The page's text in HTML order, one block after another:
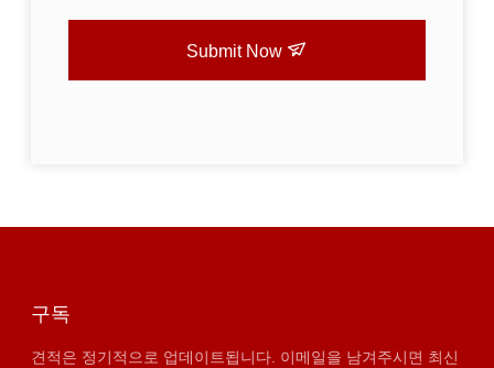
Submit Now
구독
견적은 정기적으로 업데이트됩니다. 이메일을 남겨주시면 최신